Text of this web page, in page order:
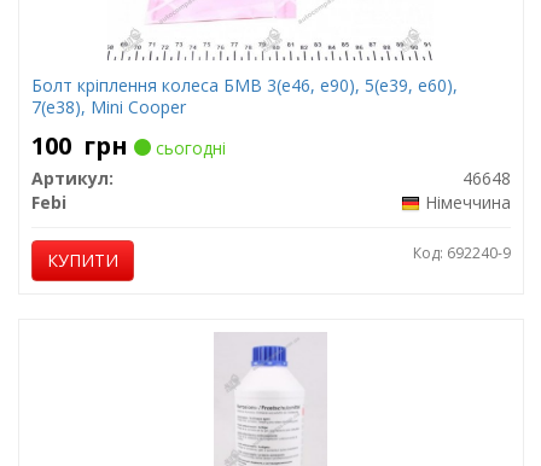
Болт кріплення колеса БМВ 3(е46, е90), 5(е39, е60),
7(е38), Mini Cooper
100 грн
сьогодні
Артикул:
46648
Febi
Німеччина
КУПИТИ Код: 692240-9